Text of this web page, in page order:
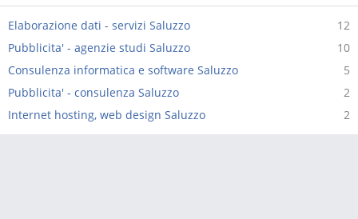
12
Elaborazione dati - servizi Saluzzo
10
Pubblicita' - agenzie studi Saluzzo
5
Consulenza informatica e software Saluzzo
2
Pubblicita' - consulenza Saluzzo
2
Internet hosting, web design Saluzzo